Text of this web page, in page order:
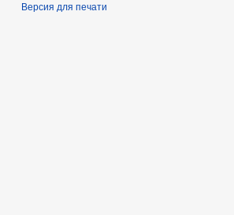
Версия для печати